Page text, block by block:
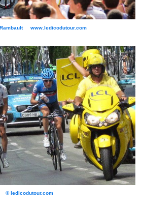
www.ledicodutour.com
© ledicodutour.com